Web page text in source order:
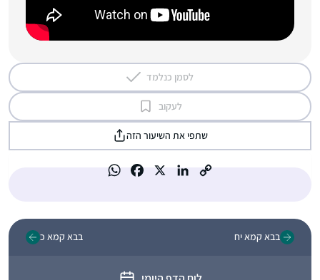
לסמן כנלמד
לעקוב
שתפי את השיעור הזה
בבא קמא יח בבא קמא כ